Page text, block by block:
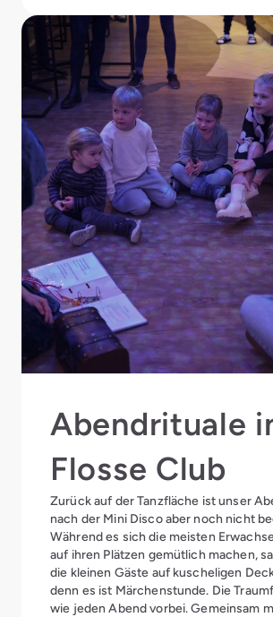
Abendrituale
Flosse Club
Zurück auf der Tanzfläche ist unser
nach der Mini Disco aber noch nicht
Während es sich die meisten
auf ihren Plätzen gemütlich machen,
die kleinen Gäste auf kuscheligen
denn es ist Märchenstunde. Die
wie jeden Abend vorbei. Gemeinsam